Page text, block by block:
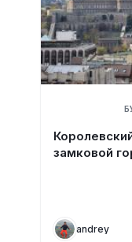
замковой
andrey